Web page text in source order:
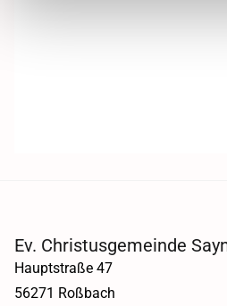
Ev. Christusgemeinde
Hauptstraße 47
56271 Roßbach